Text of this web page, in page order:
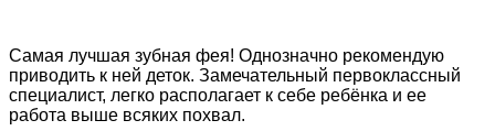
Самая лучшая зубная фея! Однозначно рекомендую
приводить к ней деток. Замечательный первоклассный
специалист, легко располагает к себе ребёнка и ее
работа выше всяких похвал.